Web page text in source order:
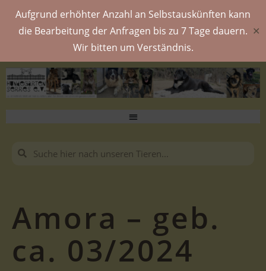
Aufgrund erhöhter Anzahl an Selbstauskünften kann
die Bearbeitung der Anfragen bis zu 7 Tage dauern.
Wir bitten um Verständnis.
✕
Amora – geb.
ca. 03/2024